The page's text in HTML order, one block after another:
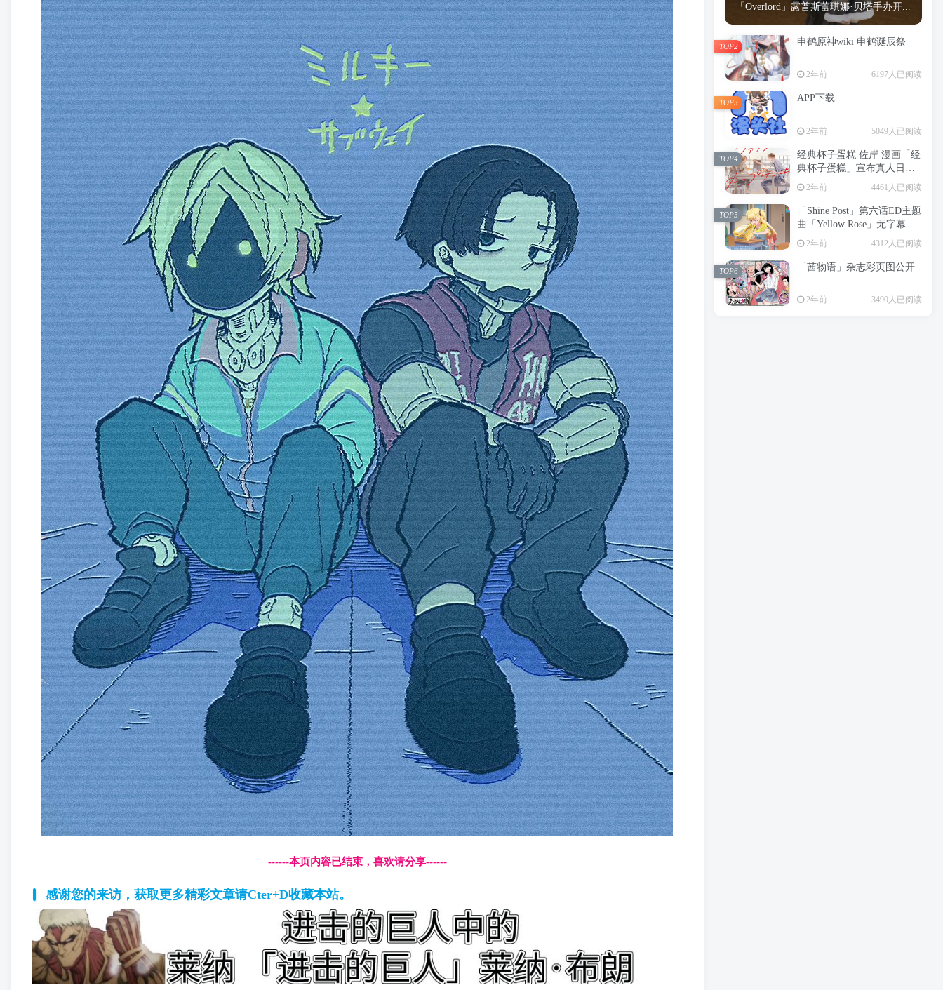
------本页内容已结束，喜欢请分享------
感谢您的来访，获取更多精彩文章请Cter+D收藏本站。
「Overlord」露普斯蕾琪娜·贝塔手办开...
申鹤原神wiki 申鹤诞辰祭
2年前 6197人已阅读
TOP2
APP下载
2年前 5049人已阅读
TOP3
经典杯子蛋糕 佐岸 漫画「经
典杯子蛋糕」宣布真人日剧
化
2年前 4461人已阅读
TOP4
「Shine Post」第六话ED主题
曲「Yellow Rose」无字幕MV
公开
2年前 4312人已阅读
TOP5
「茜物语」杂志彩页图公开
2年前 3490人已阅读
TOP6
8690人已阅读
overlord卢贝多的龙王谁厉害
「Overlord」露普斯蕾琪娜·贝塔手办开...
TOP1
申鹤原神wiki 申鹤诞辰祭
2年前 6197人已阅读
TOP2
APP下载
2年前 5049人已阅读
TOP3
经典杯子蛋糕 佐岸 漫画「经
典杯子蛋糕」宣布真人日剧
TOP4